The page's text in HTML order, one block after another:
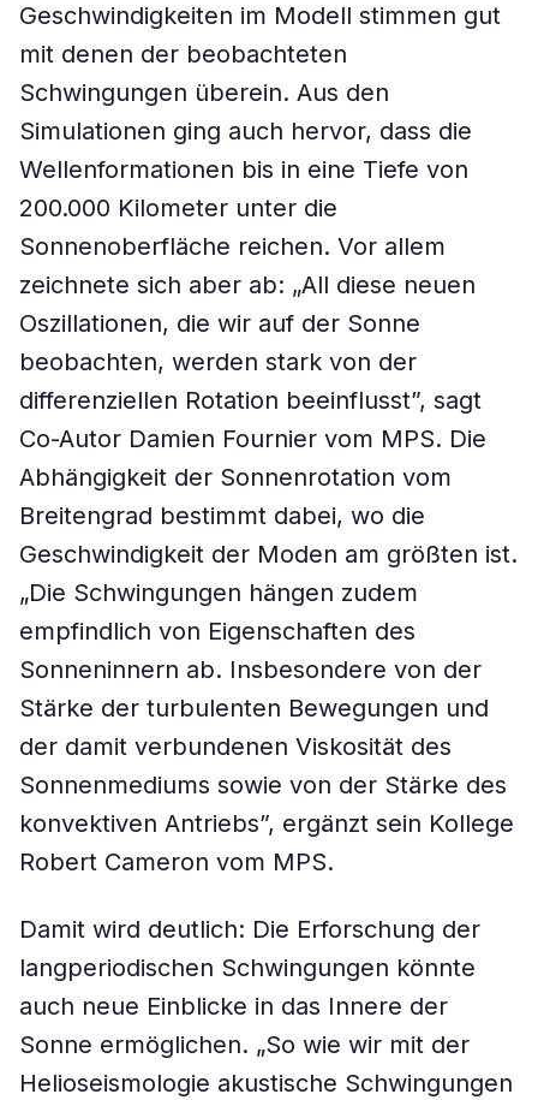
Geschwindigkeiten im Modell stimmen gut
mit denen der beobachteten
Schwingungen überein. Aus den
Simulationen ging auch hervor, dass die
Wellenformationen bis in eine Tiefe von
200.000 Kilometer unter die
Sonnenoberfläche reichen. Vor allem
zeichnete sich aber ab: „All diese neuen
Oszillationen, die wir auf der Sonne
beobachten, werden stark von der
differenziellen Rotation beeinflusst”, sagt
Co-Autor Damien Fournier vom MPS. Die
Abhängigkeit der Sonnenrotation vom
Breitengrad bestimmt dabei, wo die
Geschwindigkeit der Moden am größten ist.
„Die Schwingungen hängen zudem
empfindlich von Eigenschaften des
Sonneninnern ab. Insbesondere von der
Stärke der turbulenten Bewegungen und
der damit verbundenen Viskosität des
Sonnenmediums sowie von der Stärke des
konvektiven Antriebs”, ergänzt sein Kollege
Robert Cameron vom MPS.
Damit wird deutlich: Die Erforschung der
langperiodischen Schwingungen könnte
auch neue Einblicke in das Innere der
Sonne ermöglichen. „So wie wir mit der
Helioseismologie akustische Schwingungen